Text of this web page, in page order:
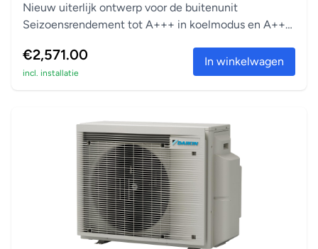
Nieuw uiterlijk ontwerp voor de buitenunit
Seizoensrendement tot A+++ in koelmodus en A++
€2,571.00
incl. installatie
In winkelwagen